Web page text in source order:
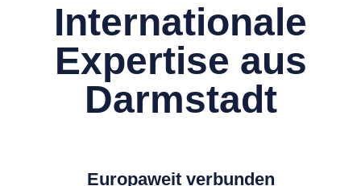
Internationale
Expertise aus
Darmstadt
Europaweit verbunden